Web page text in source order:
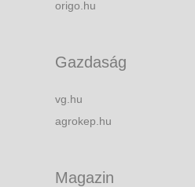
origo.hu
Gazdaság
vg.hu
agrokep.hu
Magazin